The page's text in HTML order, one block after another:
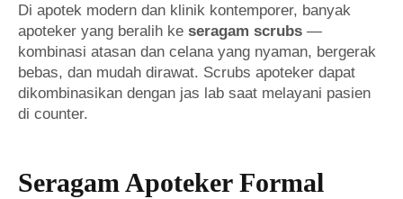
Di apotek modern dan klinik kontemporer, banyak
apoteker yang beralih ke seragam scrubs —
kombinasi atasan dan celana yang nyaman, bergerak
bebas, dan mudah dirawat. Scrubs apoteker dapat
dikombinasikan dengan jas lab saat melayani pasien
di counter.
Seragam Apoteker Formal